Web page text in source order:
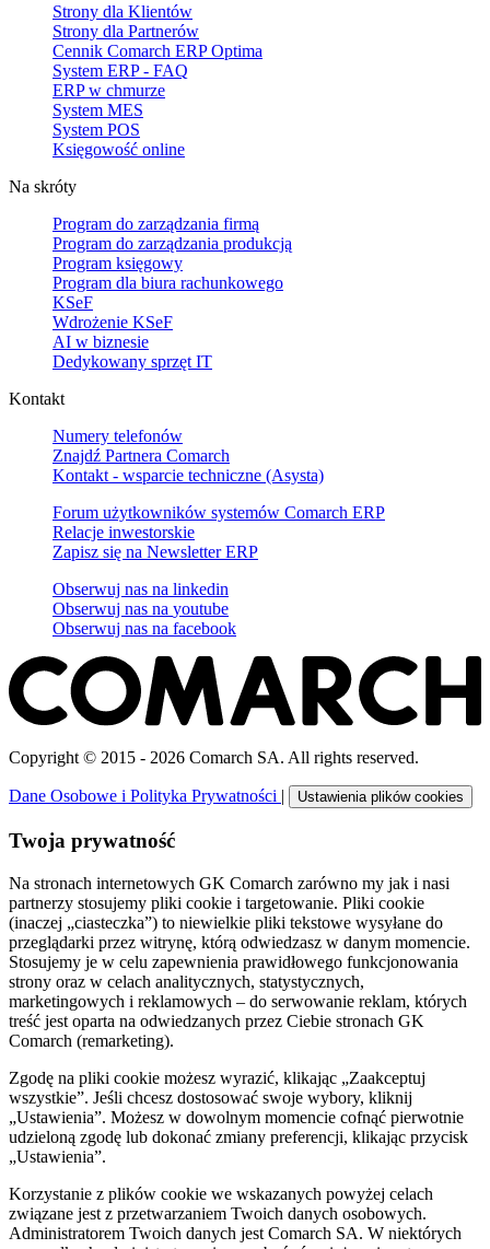
Strony dla Klientów
Strony dla Partnerów
Cennik Comarch ERP Optima
System ERP - FAQ
ERP w chmurze
System MES
System POS
Księgowość online
Na skróty
Program do zarządzania firmą
Program do zarządzania produkcją
Program księgowy
Program dla biura rachunkowego
KSeF
Wdrożenie KSeF
AI w biznesie
Dedykowany sprzęt IT
Kontakt
Numery telefonów
Znajdź Partnera Comarch
Kontakt - wsparcie techniczne (Asysta)
Forum użytkowników systemów Comarch ERP
Relacje inwestorskie
Zapisz się na Newsletter ERP
Obserwuj nas na linkedin
Obserwuj nas na youtube
Obserwuj nas na facebook
Copyright © 2015 - 2026 Comarch SA. All rights reserved.
Dane Osobowe i Polityka Prywatności | Ustawienia plików cookies
Twoja prywatność
Na stronach internetowych GK Comarch zarówno my jak i nasi
partnerzy stosujemy pliki cookie i targetowanie. Pliki cookie
(inaczej „ciasteczka”) to niewielkie pliki tekstowe wysyłane do
przeglądarki przez witrynę, którą odwiedzasz w danym momencie.
Stosujemy je w celu zapewnienia prawidłowego funkcjonowania
strony oraz w celach analitycznych, statystycznych,
marketingowych i reklamowych – do serwowanie reklam, których
treść jest oparta na odwiedzanych przez Ciebie stronach GK
Comarch (remarketing).
Zgodę na pliki cookie możesz wyrazić, klikając „Zaakceptuj
wszystkie”. Jeśli chcesz dostosować swoje wybory, kliknij
„Ustawienia”. Możesz w dowolnym momencie cofnąć pierwotnie
udzieloną zgodę lub dokonać zmiany preferencji, klikając przycisk
„Ustawienia”.
Korzystanie z plików cookie we wskazanych powyżej celach
związane jest z przetwarzaniem Twoich danych osobowych.
Administratorem Twoich danych jest Comarch SA. W niektórych